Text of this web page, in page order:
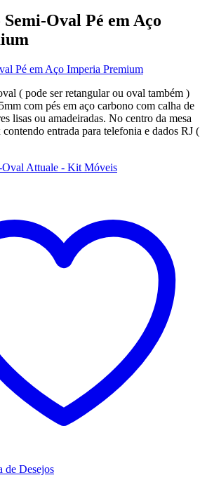
Oval Pé em Aço
Pé em Aço Imperia Premium
( pode ser retangular ou oval também )
com pés em aço carbono com calha de
lisas ou amadeiradas. No centro da mesa
entrada para telefonia e dados RJ (
de Desejos